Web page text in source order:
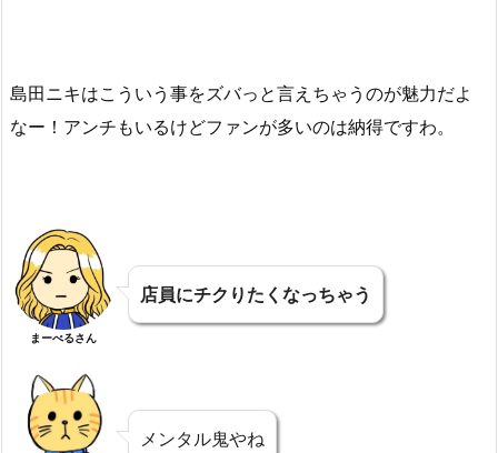
島田ニキはこういう事をズバっと言えちゃうのが魅力だよ
なー！アンチもいるけどファンが多いのは納得ですわ。
まーべるさん
店員にチクりたくなっちゃう
メンタル鬼やね